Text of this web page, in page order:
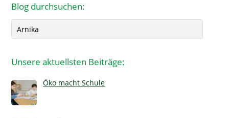
Blog durchsuchen:
Search
Unsere aktuellsten Beiträge:
Öko macht Schule